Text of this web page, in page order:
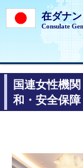
在ダナ
Consulate
国連女性機
和・安全保